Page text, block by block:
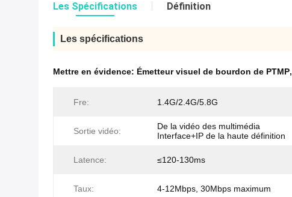
Les Spécifications Définition
Les spécifications
Mettre en évidence: Émetteur visuel de bourdon de PTMP,
Fre: 1.4G/2.4G/5.8G
Sortie vidéo:
De la vidéo des multimédia
Interface+IP de la haute définition
Latence: ≤120-130ms
Taux: 4-12Mbps, 30Mbps maximum